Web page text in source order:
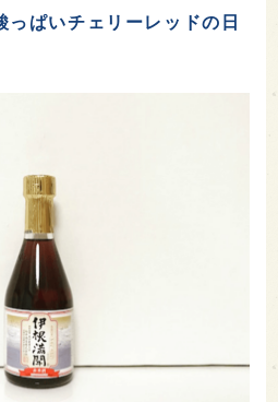
っぱいチェリーレッドの日